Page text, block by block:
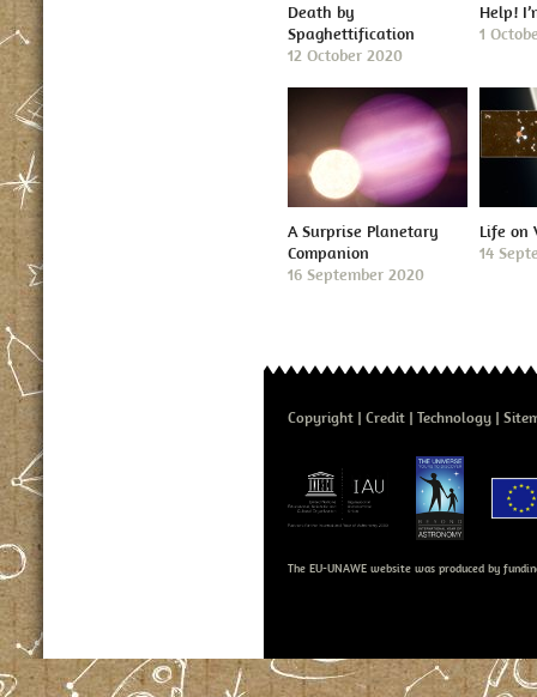
Death by
Spaghettification
12 October 2020
Help!
1
A Surprise Planetary
Companion
16 September 2020
Life on
14
Copyright Credit Technology
The EU-UNAWE website was produced by